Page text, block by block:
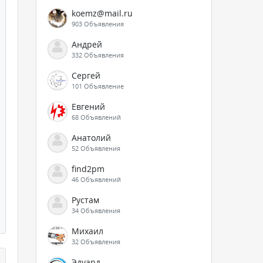
koemz@mail.ru
903 Объявления
Андрей
332 Объявления
Сергей
101 Объявление
Евгений
68 Объявлений
Анатолий
52 Объявления
find2pm
46 Объявлений
Рустам
34 Объявления
Михаил
32 Объявления